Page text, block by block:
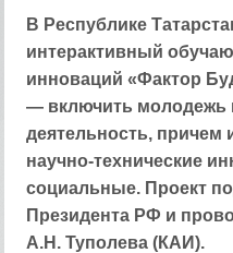
В Республике
интерактивный
инноваций «Фактор
— включить молодежь
деятельность, причем
научно-технические
социальные. Проект
Президента РФ и
А.Н. Туполева (КАИ).